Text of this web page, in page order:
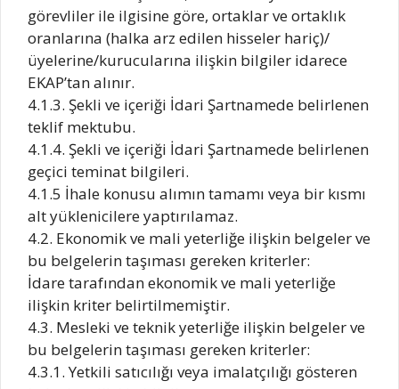
görevliler ile ilgisine göre, ortaklar ve ortaklık
oranlarına (halka arz edilen hisseler hariç)/
üyelerine/kurucularına ilişkin bilgiler idarece
EKAP’tan alınır.
4.1.3. Şekli ve içeriği İdari Şartnamede belirlenen
teklif mektubu.
4.1.4. Şekli ve içeriği İdari Şartnamede belirlenen
geçici teminat bilgileri.
4.1.5 İhale konusu alımın tamamı veya bir kısmı
alt yüklenicilere yaptırılamaz.
4.2. Ekonomik ve mali yeterliğe ilişkin belgeler ve
bu belgelerin taşıması gereken kriterler:
İdare tarafından ekonomik ve mali yeterliğe
ilişkin kriter belirtilmemiştir.
4.3. Mesleki ve teknik yeterliğe ilişkin belgeler ve
bu belgelerin taşıması gereken kriterler:
4.3.1. Yetkili satıcılığı veya imalatçılığı gösteren